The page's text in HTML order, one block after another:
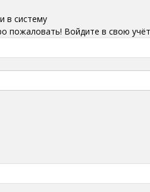
в систему
пожаловать! Войдите в свою